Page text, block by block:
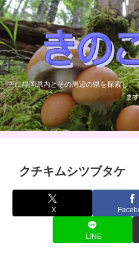
主に静岡県内とその周辺の県を探索し
ます
クチキムシツブタケ
X
LINE